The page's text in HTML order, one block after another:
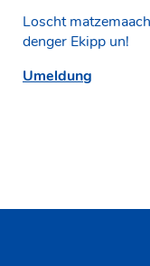
Loscht
denger Ekipp un!
Umeldung